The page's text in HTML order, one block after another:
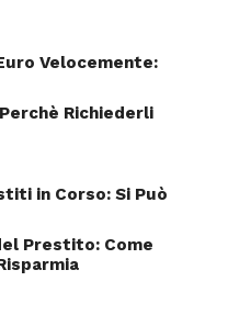
Velocemente:
Richiederli
in Corso: Si Può
Prestito: Come